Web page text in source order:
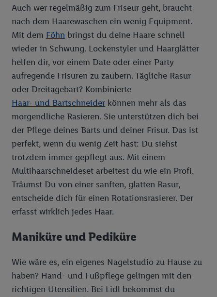
Auch wer regelmäßig zum Friseur geht, braucht
nach dem Haarewaschen ein wenig Equipment.
Mit dem Föhn bringst du deine Haare schnell
wieder in Schwung. Lockenstyler und Haarglätter
helfen dir, vor einem Date oder einer Party
aufregende Frisuren zu zaubern. Tägliche Rasur
oder Dreitagebart? Kombinierte
Haar- und Bartschneider können mehr als das
morgendliche Rasieren. Sie unterstützen dich bei
der Pflege deines Barts und deiner Frisur. Das ist
perfekt, wenn du wenig Zeit hast: Du siehst
trotzdem immer gepflegt aus. Mit einem
Multihaarschneideset arbeitest du wie ein Profi.
Träumst Du von einer sanften, glatten Rasur,
entscheide dich für einen Rotationsrasierer. Der
erfasst wirklich jedes Haar.
Maniküre und Pediküre
Wie wäre es, ein eigenes Nagelstudio zu Hause zu
haben? Hand- und Fußpflege gelingen mit den
richtigen Utensilien. Bei Lidl bekommst du